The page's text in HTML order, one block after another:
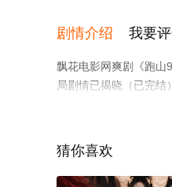
剧情介绍 我要
飘花电影网爽剧《跑山
局剧情已揭晓（已完
猜你喜欢